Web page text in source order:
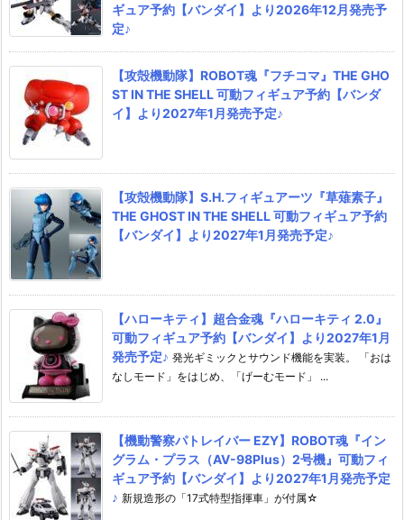
ギュア予約【バンダイ】より2026年12月発売予
定♪
【攻殻機動隊】ROBOT魂『フチコマ』THE GHO
ST IN THE SHELL 可動フィギュア予約【バンダ
イ】より2027年1月発売予定♪
【攻殻機動隊】S.H.フィギュアーツ『草薙素子』
THE GHOST IN THE SHELL 可動フィギュア予約
【バンダイ】より2027年1月発売予定♪
【ハローキティ】超合金魂『ハローキティ 2.0』
可動フィギュア予約【バンダイ】より2027年1月
発売予定♪ 発光ギミックとサウンド機能を実装。 「おは
なしモード」をはじめ、「げーむモード」 ...
【機動警察パトレイバー EZY】ROBOT魂『イン
グラム・プラス（AV-98Plus）2号機』可動フィ
ギュア予約【バンダイ】より2027年1月発売予定
♪ 新規造形の「17式特型指揮車」が付属☆